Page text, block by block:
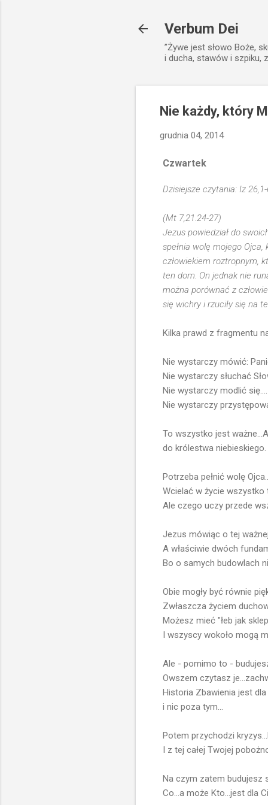
Verbum Dei
”Żywe jest słowo Boże,
i ducha, stawów i szpiku,
Nie każdy, który
grudnia 04, 2014
Czwartek
Dzisiejsze czytania: Iz
(Mt 7,21.24-27)
Jezus powiedział do
spełnia wolę mojego
człowiekiem roztropnym,
ten dom. On jednak nie
można porównać z
się wichry i rzuciły się na
Kilka prawd z fragmentu
Nie wystarczy mówić:
Nie wystarczy słuchać
Nie wystarczy modlić się....
Nie wystarczy
To wszystko jest
do królestwa
Potrzeba pełnić wolę
Wcielać w życie wszystko
Ale czego uczy przede
Jezus mówiąc o tej
A właściwie dwóch
Bo o samych budowlach
Obie mogły być równie
Zwłaszcza życiem
Możesz mieć "łeb jak
I wszyscy wokoło mogą
Ale - pomimo to -
Owszem czytasz
Historia Zbawienia jest
i nic poza tym...
Potem przychodzi
I z tej całej Twojej
Na czym zatem budujesz
Co...a może Kto...jest dla